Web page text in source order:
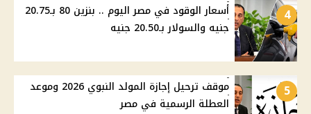
4
أسعار الوقود في مصر اليوم .. بنزين 80 بـ20.75
جنيه والسولار بـ20.50 جنيه
5
موقف ترحيل إجازة المولد النبوي 2026 وموعد
العطلة الرسمية في مصر